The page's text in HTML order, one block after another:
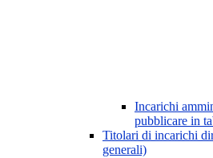
Incarichi
pubblicare in
Titolari di incarichi
generali)